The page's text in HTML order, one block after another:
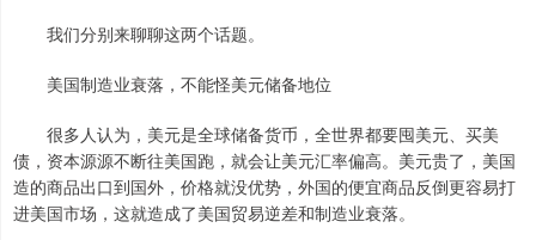
我们分别来聊聊这两个话题。
美国制造业衰落，不能怪美元储备地位
很多人认为，美元是全球储备货币，全世界都要囤美元、买美
债，资本源源不断往美国跑，就会让美元汇率偏高。美元贵了，美国
造的商品出口到国外，价格就没优势，外国的便宜商品反倒更容易打
进美国市场，这就造成了美国贸易逆差和制造业衰落。